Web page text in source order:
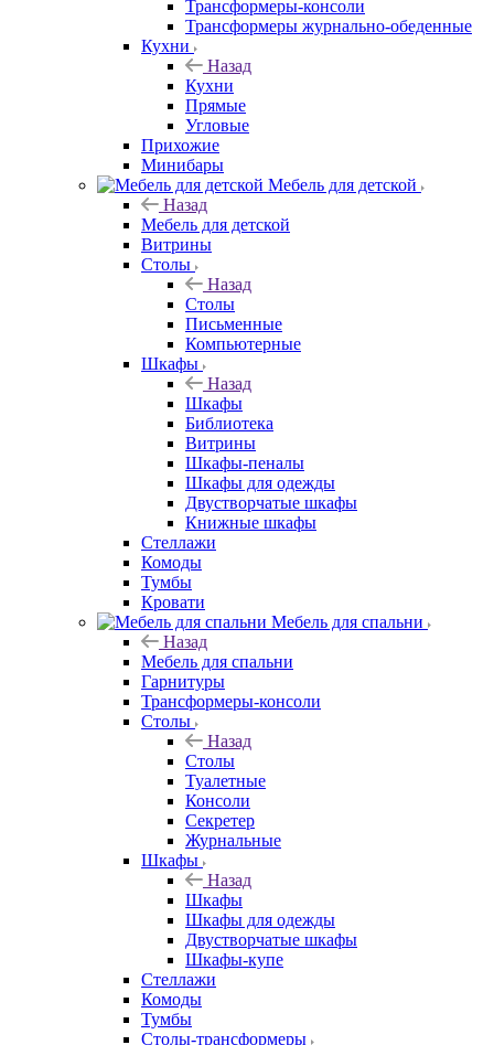
Трансформеры-консоли
Трансформеры журнально-обеденные
Кухни
Назад
Кухни
Прямые
Угловые
Прихожие
Минибары
Мебель для детской
Назад
Мебель для детской
Витрины
Столы
Назад
Столы
Письменные
Компьютерные
Шкафы
Назад
Шкафы
Библиотека
Витрины
Шкафы-пеналы
Шкафы для одежды
Двустворчатые шкафы
Книжные шкафы
Стеллажи
Комоды
Тумбы
Кровати
Мебель для спальни
Назад
Мебель для спальни
Гарнитуры
Трансформеры-консоли
Столы
Назад
Столы
Туалетные
Консоли
Секретер
Журнальные
Шкафы
Назад
Шкафы
Шкафы для одежды
Двустворчатые шкафы
Шкафы-купе
Стеллажи
Комоды
Тумбы
Столы-трансформеры